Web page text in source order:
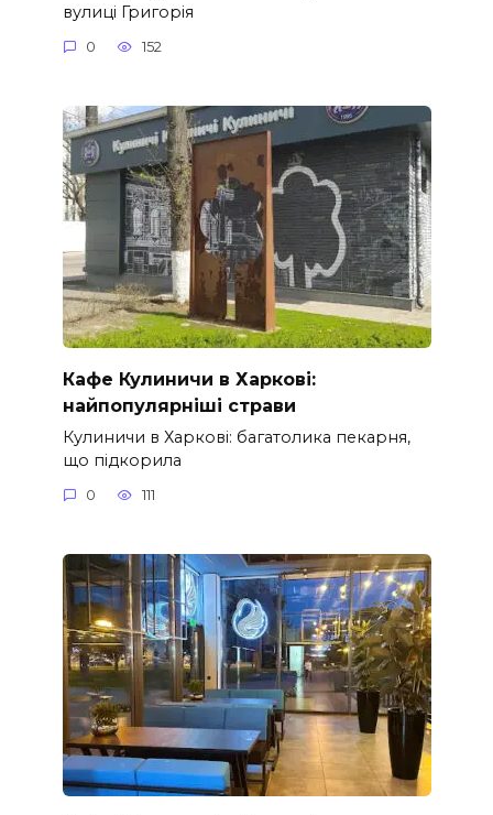
вулиці Григорія
0 152
Кафе Кулиничи в Харкові:
найпопулярніші страви
Кулиничи в Харкові: багатолика пекарня,
що підкорила
0 111